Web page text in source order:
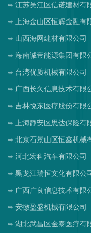
江苏吴江区信诺建材有
上海金山区恒辉金融有
山西海网建材有限公司
海南诚帝能源集团有限
台湾优质机械有限公司
广西长久信息技术有限
吉林悦东医疗股份有限
上海静安区思达保险有
北京石景山区恒鑫机械
河北宏科汽车有限公司
黑龙江瑞恒文化有限公
广西广良信息技术有限
安徽盈盛机械有限公司
湖北武昌区金泰医疗有